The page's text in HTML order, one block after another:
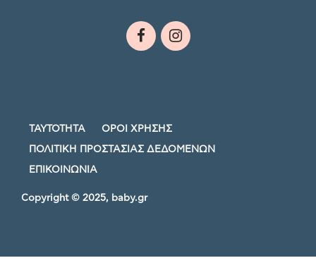
ΤΑΥΤΟΤΗΤΑ ΟΡΟΙ ΧΡΗΣΗΣ
ΠΟΛΙΤΙΚΗ ΠΡΟΣΤΑΣΙΑΣ ΔΕΔΟΜΕΝΩΝ
ΕΠΙΚΟΙΝΩΝΙΑ
Copyright © 2025, baby.gr